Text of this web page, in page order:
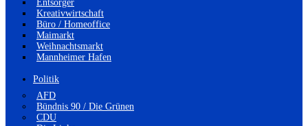
Entsorger
Kreativwirtschaft
Büro / Homeoffice
Maimarkt
Weihnachtsmarkt
Mannheimer Hafen
Politik
AFD
Bündnis 90 / Die Grünen
CDU